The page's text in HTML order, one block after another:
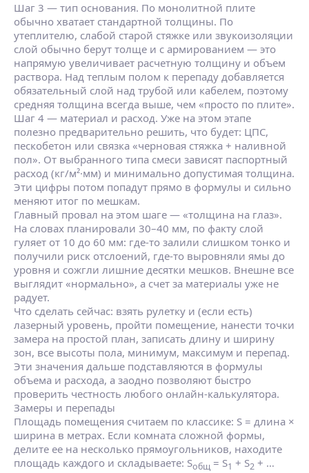
Шаг 3 — тип основания. По монолитной плите
обычно хватает стандартной толщины. По
утеплителю, слабой старой стяжке или звукоизоляции
слой обычно берут толще и с армированием — это
напрямую увеличивает расчетную толщину и объем
раствора. Над теплым полом к перепаду добавляется
обязательный слой над трубой или кабелем, поэтому
средняя толщина всегда выше, чем «просто по плите».
Шаг 4 — материал и расход. Уже на этом этапе
полезно предварительно решить, что будет: ЦПС,
пескобетон или связка «черновая стяжка + наливной
пол». От выбранного типа смеси зависят паспортный
расход (кг/м²·мм) и минимально допустимая толщина.
Эти цифры потом попадут прямо в формулы и сильно
меняют итог по мешкам.
Главный провал на этом шаге — «толщина на глаз».
На словах планировали 30–40 мм, по факту слой
гуляет от 10 до 60 мм: где‑то залили слишком тонко и
получили риск отслоений, где‑то выровняли ямы до
уровня и сожгли лишние десятки мешков. Внешне все
выглядит «нормально», а счет за материалы уже не
радует.
Что сделать сейчас: взять рулетку и (если есть)
лазерный уровень, пройти помещение, нанести точки
замера на простой план, записать длину и ширину
зон, все высоты пола, минимум, максимум и перепад.
Эти значения дальше подставляются в формулы
объема и расхода, а заодно позволяют быстро
проверить честность любого онлайн‑калькулятора.
Замеры и перепады
Площадь помещения считаем по классике: S = длина ×
ширина в метрах. Если комната сложной формы,
делите ее на несколько прямоугольников, находите
площадь каждого и складываете: Sобщ = S1 + S2 + …